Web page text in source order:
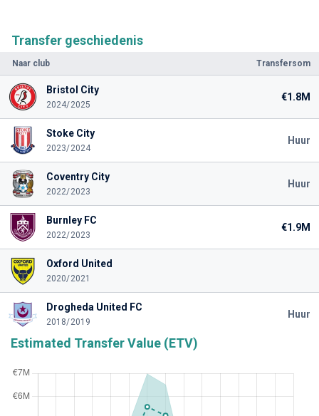
Transfer geschiedenis
Naar club Transfersom
Bristol City
2024/2025
€1.8M
Stoke City
2023/2024
Huur
Coventry City
2022/2023
Huur
Burnley FC
2022/2023
€1.9M
Oxford United
2020/2021
Drogheda United FC
2018/2019
Huur
Estimated Transfer Value (ETV)